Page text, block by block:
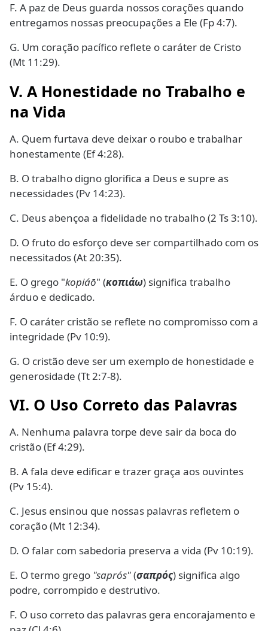
F. A paz de Deus guarda nossos corações quando
entregamos nossas preocupações a Ele (Fp 4:7).
G. Um coração pacífico reflete o caráter de Cristo
(Mt 11:29).
V. A Honestidade no Trabalho e
na Vida
A. Quem furtava deve deixar o roubo e trabalhar
honestamente (Ef 4:28).
B. O trabalho digno glorifica a Deus e supre as
necessidades (Pv 14:23).
C. Deus abençoa a fidelidade no trabalho (2 Ts 3:10).
D. O fruto do esforço deve ser compartilhado com os
necessitados (At 20:35).
E. O grego "kopiáō" (κοπιάω) significa trabalho
árduo e dedicado.
F. O caráter cristão se reflete no compromisso com a
integridade (Pv 10:9).
G. O cristão deve ser um exemplo de honestidade e
generosidade (Tt 2:7-8).
VI. O Uso Correto das Palavras
A. Nenhuma palavra torpe deve sair da boca do
cristão (Ef 4:29).
B. A fala deve edificar e trazer graça aos ouvintes
(Pv 15:4).
C. Jesus ensinou que nossas palavras refletem o
coração (Mt 12:34).
D. O falar com sabedoria preserva a vida (Pv 10:19).
E. O termo grego "saprós"(σαπρός) significa algo
podre, corrompido e destrutivo.
F. O uso correto das palavras gera encorajamento e